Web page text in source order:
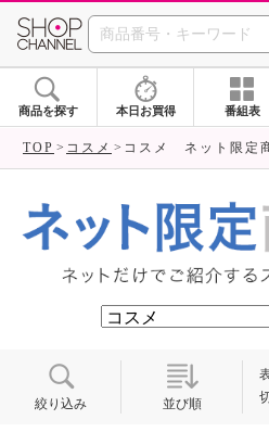
SHOP
商品を探す 本日お買得 番組表
TOP コスメ コスメ ネット限定
絞り込み 並び順